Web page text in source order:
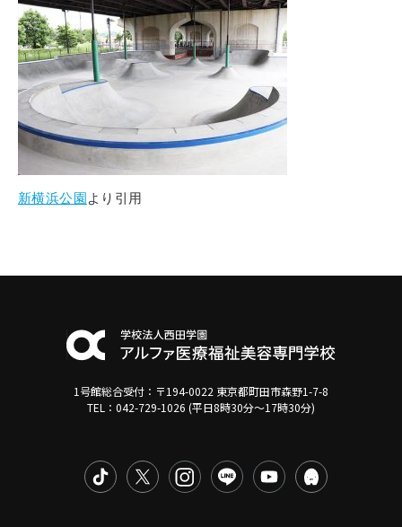
新横浜公園より引用
1号館総合受付：〒194-0022 東京都町田市森野1-7-8
TEL：042-729-1026 (平日8時30分〜17時30分)